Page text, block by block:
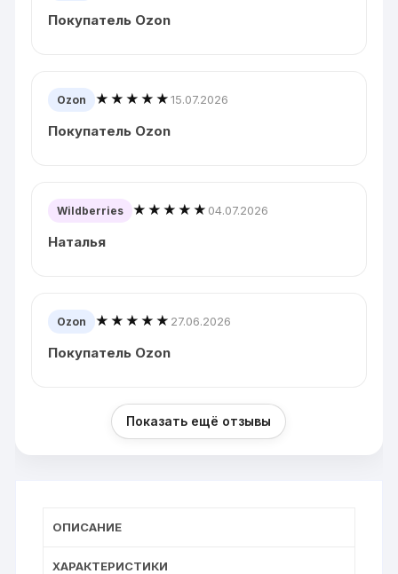
Покупатель Ozon
Ozon ★★★★★15.07.2026
Покупатель Ozon
Wildberries ★★★★★ 04.07.2026
Наталья
Ozon ★★★★★ 27.06.2026
Покупатель Ozon
Показать ещё отзывы
ОПИСАНИЕ
ХАРАКТЕРИСТИКИ